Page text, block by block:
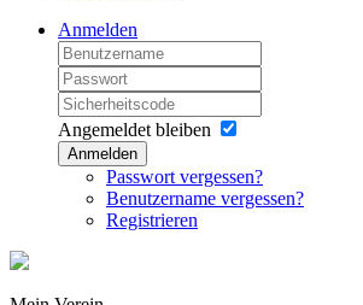
Anmelden
Angemeldet bleiben
Anmelden
Passwort vergessen?
Benutzername vergessen?
Registrieren